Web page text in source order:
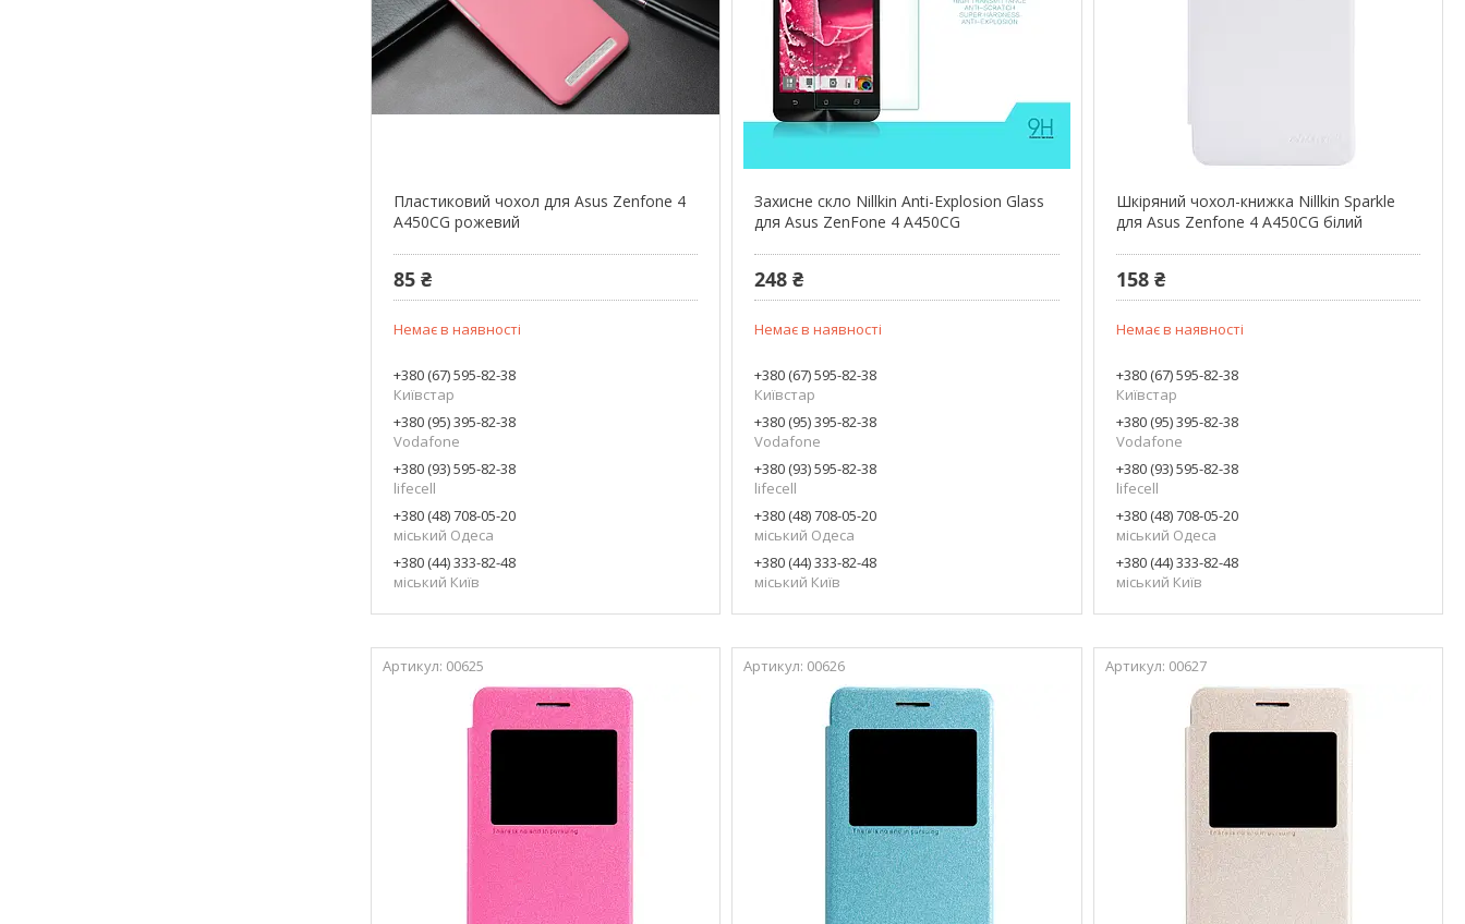
Пластиковий чохол для Asus Zenfone 4
A450CG рожевий
85 ₴
Немає в наявності
+380 (67) 595-82-38
Київстар
+380 (95) 395-82-38
Vodafone
+380 (93) 595-82-38
lifecell
+380 (48) 708-05-20
міський Одеса
+380 (44) 333-82-48
міський Київ
Захисне скло Nillkin Anti-Explosion Glass
для Asus ZenFone 4 A450CG
248 ₴
Немає в наявності
+380 (67) 595-82-38
Київстар
+380 (95) 395-82-38
Vodafone
+380 (93) 595-82-38
lifecell
+380 (48) 708-05-20
міський Одеса
+380 (44) 333-82-48
міський Київ
Шкіряний чохол-книжка Nillkin Sparkle
для Asus Zenfone 4 A450CG білий
158 ₴
Немає в наявності
+380 (67) 595-82-38
Київстар
+380 (95) 395-82-38
Vodafone
+380 (93) 595-82-38
lifecell
+380 (48) 708-05-20
міський Одеса
+380 (44) 333-82-48
міський Київ
00625 00626 00627